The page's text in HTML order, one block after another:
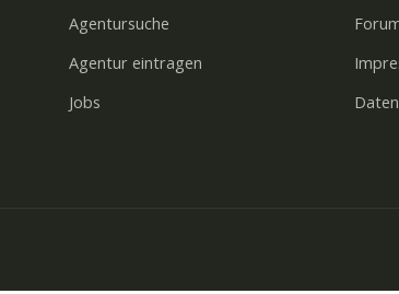
Agentursuche
Agentur eintragen
Jobs